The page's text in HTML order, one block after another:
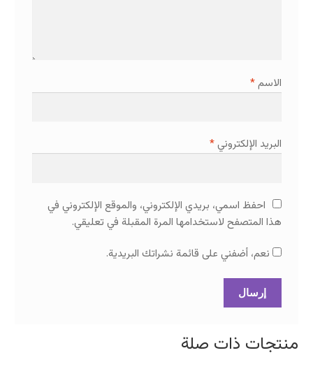
الاسم*
البريد الإلكتروني*
احفظ اسمي، بريدي الإلكتروني، والموقع الإلكتروني في
هذا المتصفح لاستخدامها المرة المقبلة في تعليقي.
نعم، أضفني على قائمة نشراتك البريدية.
منتجات ذات صلة